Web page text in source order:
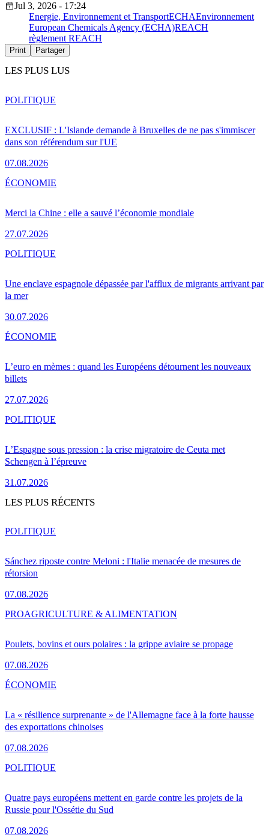
Jul 3, 2026 - 17:24
Energie, Environnement et TransportECHAEnvironnement
European Chemicals Agency (ECHA)REACH
règlement REACH
Print Partager
LES PLUS LUS
EXCLUSIF : L'Islande demande à Bruxelles de ne pas s'immiscer
dans son référendum sur l'UE
07.08.2026
POLITIQUE
Merci la Chine : elle a sauvé l’économie mondiale
27.07.2026
ÉCONOMIE
Une enclave espagnole dépassée par l'afflux de migrants arrivant par
la mer
30.07.2026
POLITIQUE
L’euro en mèmes : quand les Européens détournent les nouveaux
billets
27.07.2026
ÉCONOMIE
L’Espagne sous pression : la crise migratoire de Ceuta met
Schengen à l’épreuve
31.07.2026
POLITIQUE
LES PLUS RÉCENTS
Sánchez riposte contre Meloni : l'Italie menacée de mesures de
rétorsion
07.08.2026
POLITIQUE
Poulets, bovins et ours polaires : la grippe aviaire se propage
07.08.2026
PROAGRICULTURE & ALIMENTATION
La « résilience surprenante » de l'Allemagne face à la forte hausse
des exportations chinoises
07.08.2026
ÉCONOMIE
Quatre pays européens mettent en garde contre les projets de la
Russie pour l'Ossétie du Sud
07.08.2026
POLITIQUE